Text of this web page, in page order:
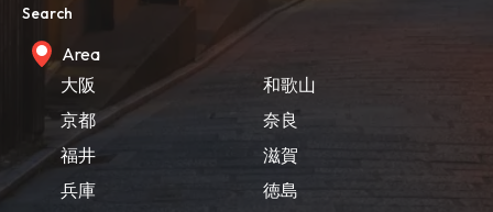
Search
Area
大阪
京都
福井
兵庫
和歌山
奈良
滋賀
徳島